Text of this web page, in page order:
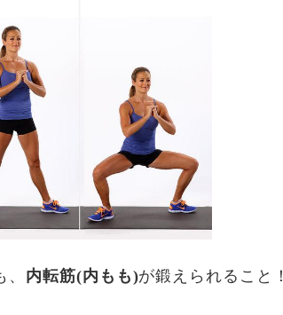
内転筋(内もも)が鍛えられること！